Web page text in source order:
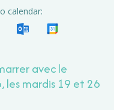
calendar:
avec le
mardis 19 et 26